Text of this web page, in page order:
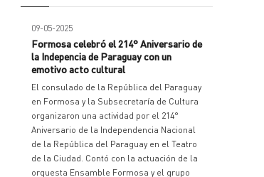
09-05-2025
Formosa celebró el 214° Aniversario de
la Indepencia de Paraguay con un
emotivo acto cultural
El consulado de la República del Paraguay
en Formosa y la Subsecretaría de Cultura
organizaron una actividad por el 214°
Aniversario de la Independencia Nacional
de la República del Paraguay en el Teatro
de la Ciudad. Contó con la actuación de la
orquesta Ensamble Formosa y el grupo